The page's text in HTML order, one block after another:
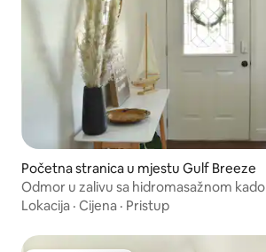
Početna stranica u mjestu Gulf Breeze
Odmor u zalivu sa hidromasažnom
minuta do plaže
Lokacija · Cijena · Pristup